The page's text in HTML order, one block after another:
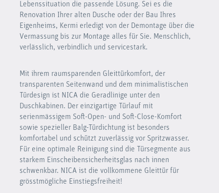
Lebenssituation die passende Lösung. Sei es die
Renovation Ihrer alten Dusche oder der Bau Ihres
Eigenheims, Kermi erledigt von der Demontage über die
Vermassung bis zur Montage alles für Sie. Menschlich,
verlässlich, verbindlich und servicestark.
Mit ihrem raumsparenden Gleittürkomfort, der
transparenten Seitenwand und dem minimalistischen
Türdesign ist NICA die Geradlinige unter den
Duschkabinen. Der einzigartige Türlauf mit
serienmässigem Soft-Open- und Soft-Close-Komfort
sowie spezieller Balg-Türdichtung ist besonders
komfortabel und schützt zuverlässig vor Spritzwasser.
Für eine optimale Reinigung sind die Türsegmente aus
starkem Einscheibensicherheitsglas nach innen
schwenkbar. NICA ist die vollkommene Gleittür für
grösstmögliche Einstiegsfreiheit!